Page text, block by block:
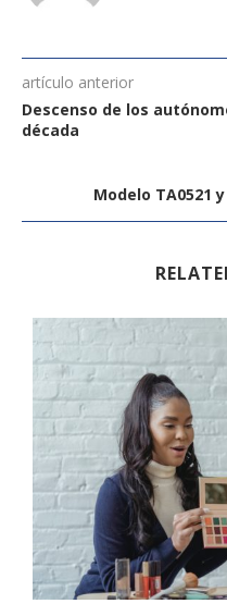
artículo anterior
Descenso de los
década
Modelo TA0521